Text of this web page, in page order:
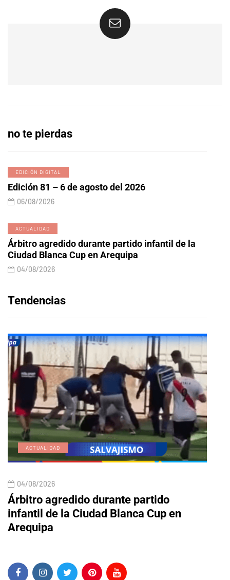
no te pierdas
EDICIÓN DIGITAL
Edición 81 – 6 de agosto del 2026
06/08/2026
ACTUALIDAD
Árbitro agredido durante partido infantil de la
Ciudad Blanca Cup en Arequipa
04/08/2026
Tendencias
ACTUALIDAD
04/08/2026
Árbitro agredido durante partido
infantil de la Ciudad Blanca Cup en
Arequipa